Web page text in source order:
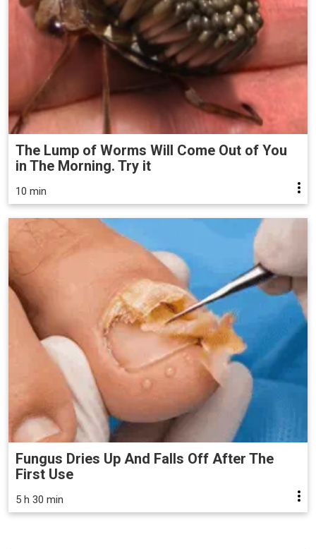
The Lump of Worms Will Come Out of You
in The Morning. Try it
10 min
Fungus Dries Up And Falls Off After The
First Use
5 h 30 min